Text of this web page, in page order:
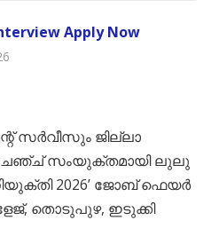
Apply Now
സർവീസും ജില്ലാ
സംയുക്തമായി ലുലു
2026’ ജോബ് ഫെയർ
തൊടുപുഴ, ഇടുക്കി